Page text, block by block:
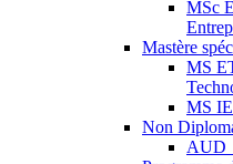
MSc
Mastère
MS
MS
Non